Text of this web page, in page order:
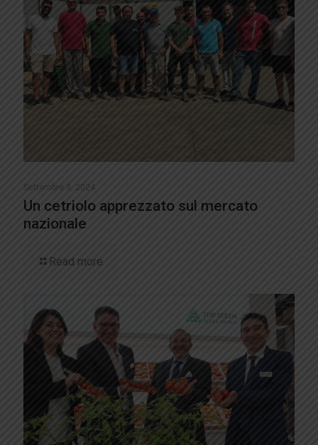
Settembre 3, 2024
Un cetriolo apprezzato sul mercato
nazionale
Read more